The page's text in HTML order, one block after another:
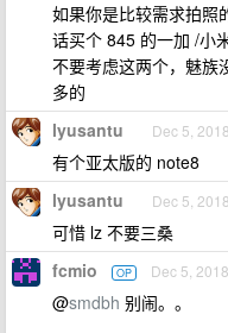
如果你是比较需求拍照
话买个 845 的一加 /小
不要考虑这两个，魅族
多的
lyusantu Dec 5, 2018
有个亚太版的 note8
lyusantu Dec 5, 2018
可惜 lz 不要三桑
fcmio OP Dec 5, 2018
@smdbh 别闹。。